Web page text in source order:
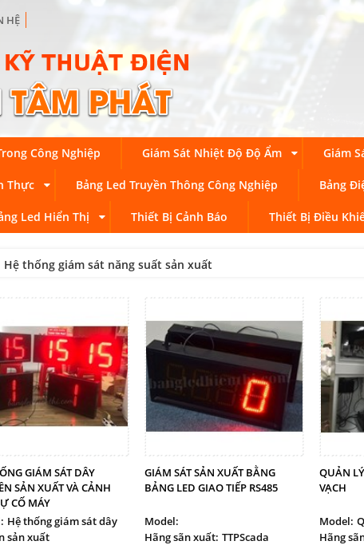
HỆ
Công Nghiệp Giám Sát Nhiệt Độ Độ Ẩm Giám
Thực Bảng Led Truyền Thông Công Nghiệp Bảng
Led Hiển Thị Thiết Bị Cảnh Báo Thiết Bị Điều
Hệ thống giám sát năng suất sản xuất
GIÁM SÁT DÂY
SẢN XUẤT VÀ CẢNH
CỐ MÁY
Hệ thống giám sát dây
sản xuất
GIÁM SÁT SẢN XUẤT BẰNG
BẢNG LED GIAO TIẾP RS485
Model:
Hãng sãn xuất: TTPScada
QUẢN
VẠCH
Model:
Hãng